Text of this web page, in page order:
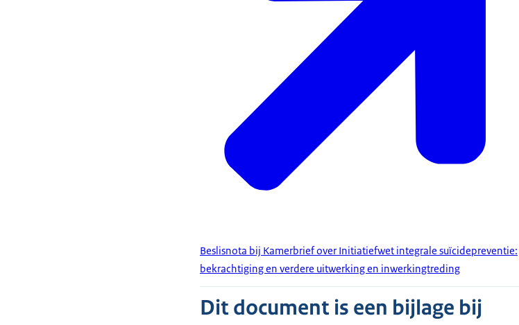
Beslisnota bij Kamerbrief over Initiatiefwet integrale suïcidepreventie:
bekrachtiging en verdere uitwerking en inwerkingtreding
Dit document is een bijlage bij